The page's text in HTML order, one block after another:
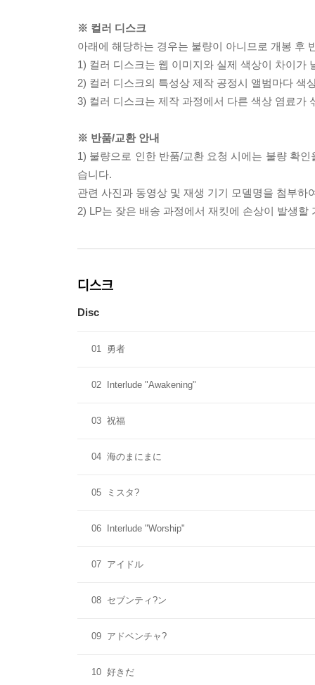
※ 컬러 디스크
아래에 해당하는 경우는 불량이 아니므로 개봉 후
1) 컬러 디스크는 웹 이미지와 실제 색상이 차이가
2) 컬러 디스크의 특성상 제작 공정시 앨범마다 색
3) 컬러 디스크는 제작 과정에서 다른 색상 염료가
※ 반품/교환 안내
1) 불량으로 인한 반품/교환 요청 시에는 불량 확
습니다.
관련 사진과 동영상 및 재생 기기 모델명을 첨부하
2) LP는 잦은 배송 과정에서 재킷에 손상이 발생
디스크
Disc
01 勇者
02 Interlude "Awakening"
03 祝福
04 海のまにまに
05 ミスタ?
06 Interlude "Worship"
07 アイドル
08 セブンティ?ン
09 アドベンチャ?
10 好きだ